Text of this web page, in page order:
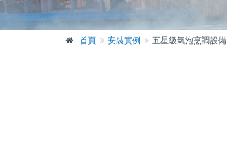
首頁 安裝實例 五星級氣泡烹調設備